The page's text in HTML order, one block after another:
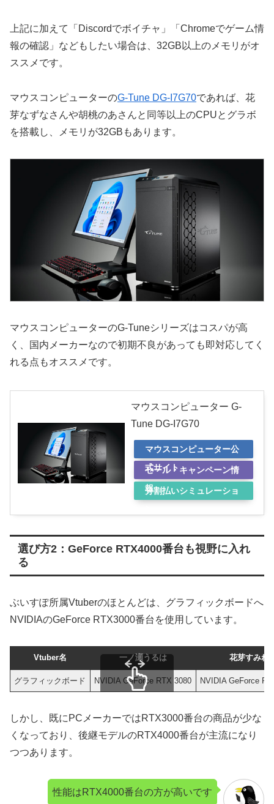
上記に加えて「Discordでボイチャ」「Chromeでゲーム情
報の確認」などもしたい場合は、32GB以上のメモリがオ
ススメです。
マウスコンピューターのG-Tune DG-I7G70であれば、花
芽なずなさんや胡桃のあさんと同等以上のCPUとグラボ
を搭載し、メモリが32GBもあります。
マウスコンピューターのG-Tuneシリーズはコスパが高
く、国内メーカーなので初期不良があっても即対応してく
れる点もオススメです。
マウスコンピューター G-
Tune DG-I7G70
マウスコンピューター公
式サイト
セール・キャンペーン情
報
分割払いシミュレーショ
選び方2：GeForce RTX4000番台も視野に入れ
る
ぶいすぽ所属Vtuberのほとんどは、グラフィックボードへ
NVIDIAのGeForce RTX3000番台を使用しています。
Vtuber名 一ノ瀬うるは 花芽すみれ
グラフィックボード NVIDIA GeForce RTX 3080 NVIDIA GeForce
しかし、既にPCメーカーではRTX3000番台の商品が少な
くなっており、後継モデルのRTX4000番台が主流になり
つつあります。
性能はRTX4000番台の方が高いです